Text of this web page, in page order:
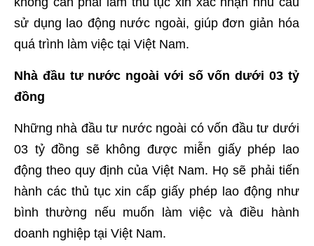
sử dụng lao động nước ngoài, giúp đơn giản hóa
quá trình làm việc tại Việt Nam.
Nhà đầu tư nước ngoài với số vốn dưới 03 tỷ
đồng
Những nhà đầu tư nước ngoài có vốn đầu tư dưới
03 tỷ đồng sẽ không được miễn giấy phép lao
động theo quy định của Việt Nam. Họ sẽ phải tiến
hành các thủ tục xin cấp giấy phép lao động như
bình thường nếu muốn làm việc và điều hành
doanh nghiệp tại Việt Nam.